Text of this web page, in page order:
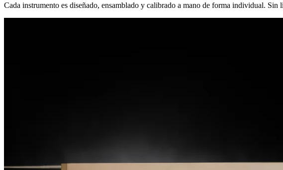
Cada instrumento es diseñado, ensamblado y calibrado a mano de forma individual. Sin